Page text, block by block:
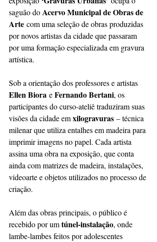
saguão do Acervo Municipal de Obras de
Arte com uma seleção de obras produzidas
por novos artistas da cidade que passaram
por uma formação especializada em gravura
artística.
Sob a orientação dos professores e artistas
Ellen Biora e Fernando Bertani, os
participantes do curso-ateliê traduziram suas
visões da cidade em xilogravuras – técnica
milenar que utiliza entalhes em madeira para
imprimir imagens no papel. Cada artista
assina uma obra na exposição, que conta
ainda com matrizes de madeira, instalações,
videoarte e objetos utilizados no processo de
criação.
Além das obras principais, o público é
recebido por um túnel-instalação, onde
lambe-lambes feitos por adolescentes